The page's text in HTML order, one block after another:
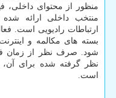
منظور از محتوای
منتخب داخلی ارائه
ارتباطات رادیویی است.
بسته های مکالمه و
شود. صرف نظر از زمان
است.